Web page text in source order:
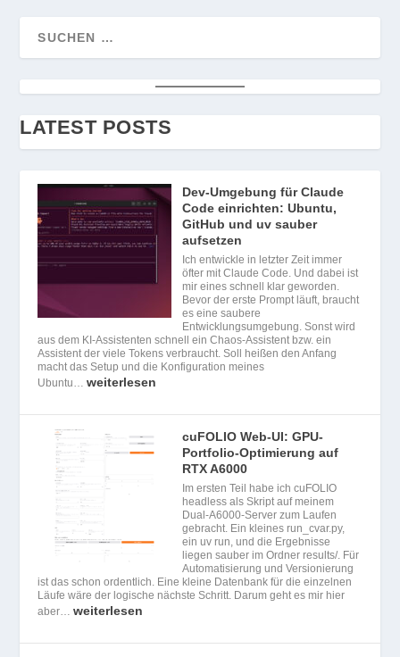
LATEST POSTS
Dev-Umgebung für Claude
Code einrichten: Ubuntu,
GitHub und uv sauber
aufsetzen
Ich entwickle in letzter Zeit immer
öfter mit Claude Code. Und dabei ist
mir eines schnell klar geworden.
Bevor der erste Prompt läuft, braucht
es eine saubere
Entwicklungsumgebung. Sonst wird
aus dem KI-Assistenten schnell ein Chaos-Assistent bzw. ein
Assistent der viele Tokens verbraucht. Soll heißen den Anfang
macht das Setup und die Konfiguration meines
Ubuntu…weiterlesen
cuFOLIO Web-UI: GPU-
Portfolio-Optimierung auf
RTX A6000
Im ersten Teil habe ich cuFOLIO
headless als Skript auf meinem
Dual-A6000-Server zum Laufen
gebracht. Ein kleines run_cvar.py,
ein uv run, und die Ergebnisse
liegen sauber im Ordner results/. Für
Automatisierung und Versionierung
ist das schon ordentlich. Eine kleine Datenbank für die einzelnen
Läufe wäre der logische nächste Schritt. Darum geht es mir hier
aber…weiterlesen